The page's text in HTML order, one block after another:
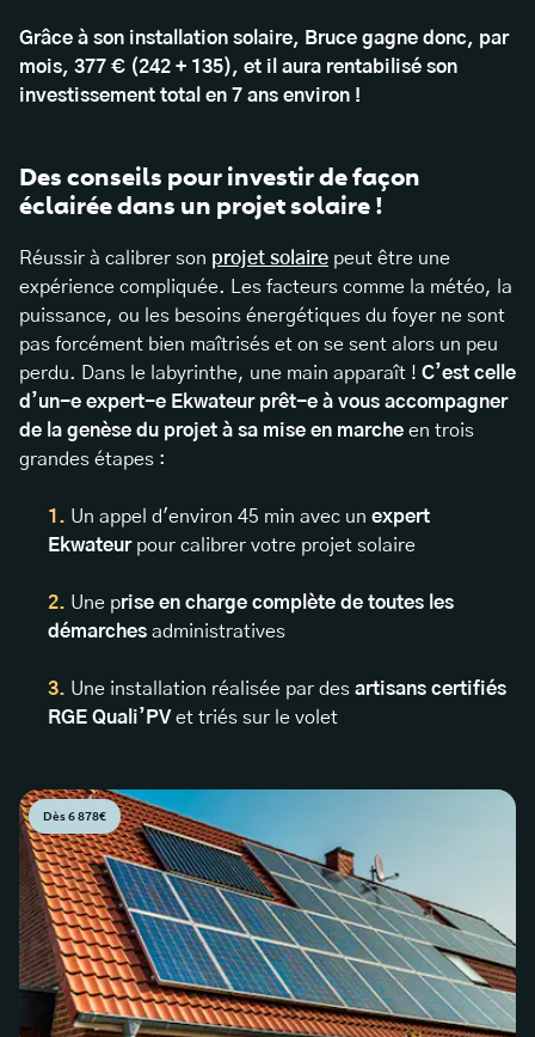
Grâce à son installation solaire, Bruce gagne donc, par
mois, 377 € (242 + 135), et il aura rentabilisé son
investissement total en 7 ans environ !
Des conseils pour investir de façon
éclairée dans un projet solaire !
Réussir à calibrer son projet solaire peut être une
expérience compliquée. Les facteurs comme la météo, la
puissance, ou les besoins énergétiques du foyer ne sont
pas forcément bien maîtrisés et on se sent alors un peu
perdu. Dans le labyrinthe, une main apparaît ! C’est celle
d’un-e expert-e Ekwateur prêt-e à vous accompagner
de la genèse du projet à sa mise en marche en trois
grandes étapes :
Un appel d'environ 45 min avec un expert
Ekwateurpour calibrer votre projet solaire
Une prise en charge complète de toutes les
démarches administratives
Une installation réalisée par des artisans certifiés
RGE Quali’PV et triés sur le volet
Dès 6 878€